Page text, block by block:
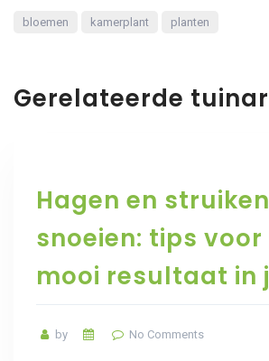
bloemen kamerplant planten
Gerelateerde
Hagen en struiken
snoeien: tips voor
mooi resultaat in
by No Comments